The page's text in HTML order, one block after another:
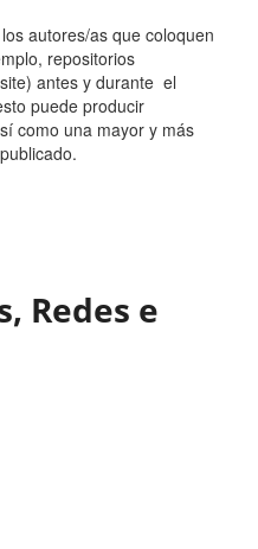
autores/as que coloquen
repositorios
antes y durante el
puede producir
como una mayor y más
Redes e